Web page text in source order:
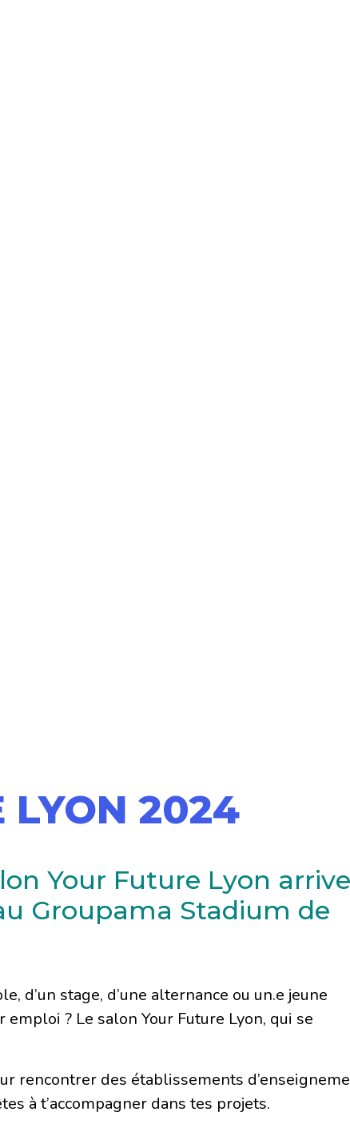
LYON 2024
Your Future Lyon arrive
Groupama Stadium de
d’un stage, d’une alternance ou un.e jeune
? Le salon Your Future Lyon, qui se
rencontrer des établissements
à t’accompagner dans tes projets.